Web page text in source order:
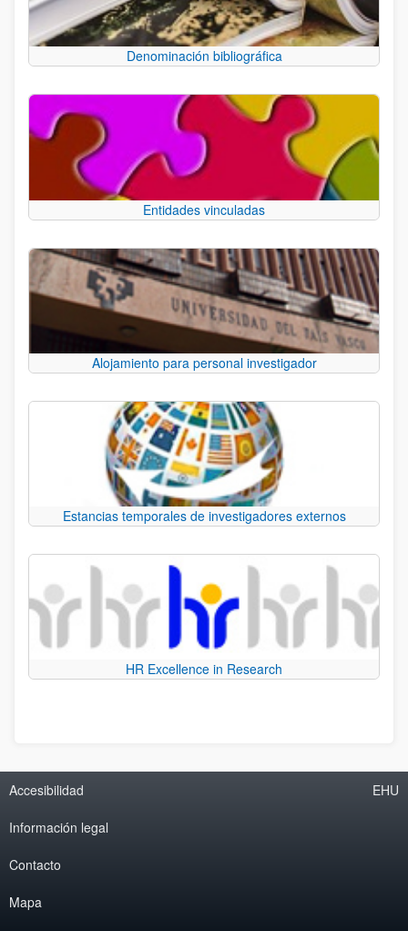
Denominación bibliográfica
Entidades vinculadas
Alojamiento para personal investigador
Estancias temporales de investigadores externos
HR Excellence in Research
Accesibilidad
Información legal
Contacto
Mapa
EHU